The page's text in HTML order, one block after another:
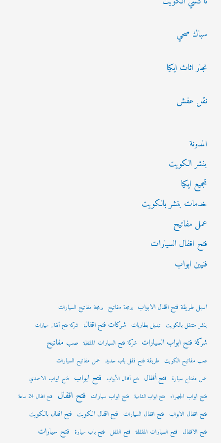
ع
سباك صحي
نجار اثاث ايكيا
نقل عفش
المدونة
بنشر الكويت
تجميع ايكيا
خدمات بنشر بالكويت
عمل مفاتيح
فتح اقفال السيارات
فنيين ابواب
اسهل طريقة فتح اقفال الابواب برمجة مفاتيح برمجة مفاتيح السيارات
بنشر متنقل بالكويت تبديل بطاريات شركات فتح اقفال شركة فتح أقفال سيارات
شركة فتح ابواب السيارات شركة فتح السيارات المقفلة صب مفاتيح
صب مفاتيح الكويت طريقة فتح قفل باب حديد عمل مفاتيح السيارات
عمل مفتاح سيارة فتح أقفال فتح أقفال الأبواب فتح ابواب فتح ابواب الاحمدي
فتح ابواب الجهراء فتح ابواب الشامية فتح ابواب سيارات فتح اقفال فتح اقفال 24 ساعة
فتح اقفال الابواب فتح اقفال السيارات فتح اقفال الكويت فتح اقفال بالكويت
فتح الاقفال فتح السيارات المقفلة فتح القفل فتح باب سيارة فتح سيارات